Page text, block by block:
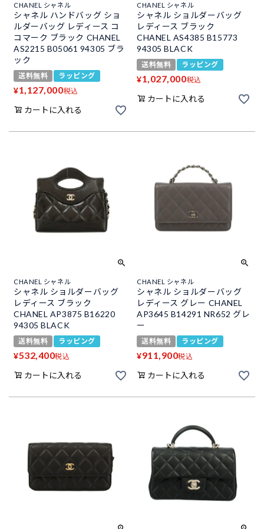
CHANEL シャネル
シャネル ハンドバッグ ショ
ルダーバッグ レディース コ
コマーク ブラック CHANEL
AS2215 B05061 94305 ブラ
ック
送料無料 ラッピング
¥1,127,000税込
カートに入れる
CHANEL シャネル
シャネル ショルダーバッグ
レディース ブラック
CHANEL AS4385 B15773
94305 BLACK
送料無料 ラッピング
¥1,027,000税込
カートに入れる
CHANEL シャネル
シャネル ショルダーバッグ
レディース ブラック
CHANEL AP3875 B16220
94305 BLACK
送料無料 ラッピング
¥532,400税込
カートに入れる
CHANEL シャネル
シャネル ショルダーバッグ
レディース グレー CHANEL
AP3645 B14291 NR652 グレ
ー
送料無料 ラッピング
¥911,900税込
カートに入れる